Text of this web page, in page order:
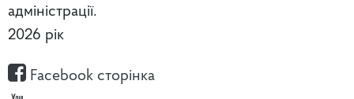
адміністрації.
2026 рік
Facebook сторінка